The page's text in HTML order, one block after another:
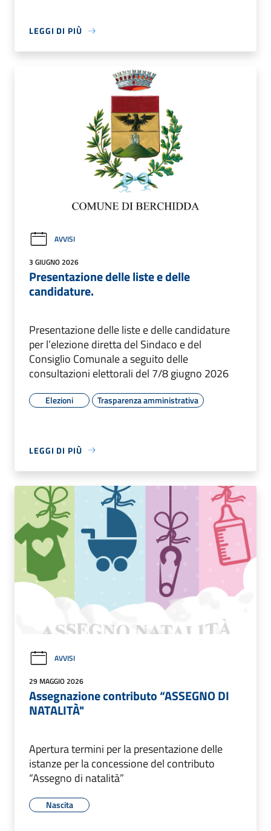
LEGGI DI PIÙ
AVVISI
3 GIUGNO 2026
Presentazione delle liste e delle
candidature.
Presentazione delle liste e delle candidature
per l’elezione diretta del Sindaco e del
Consiglio Comunale a seguito delle
consultazioni elettorali del 7/8 giugno 2026
Elezioni Trasparenza amministrativa
LEGGI DI PIÙ
AVVISI
29 MAGGIO 2026
Assegnazione contributo “ASSEGNO DI
NATALITÀ"
Apertura termini per la presentazione delle
istanze per la concessione del contributo
“Assegno di natalità”
Nascita